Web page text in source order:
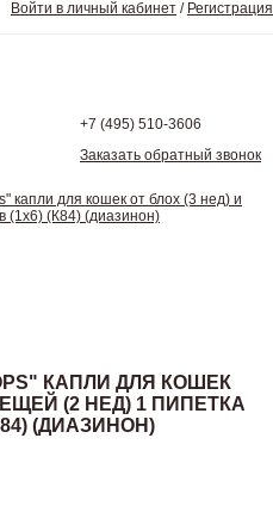
Войти в личный кабинет / Регистрация
+7 (495) 510-3606
Заказать обратный звонок
капли для кошек от блох (3 нед) и
(1х6) (К84) (диазинон)
КАПЛИ ДЛЯ КОШЕК
(2 НЕД) 1 ПИПЕТКА
(ДИАЗИНОН)